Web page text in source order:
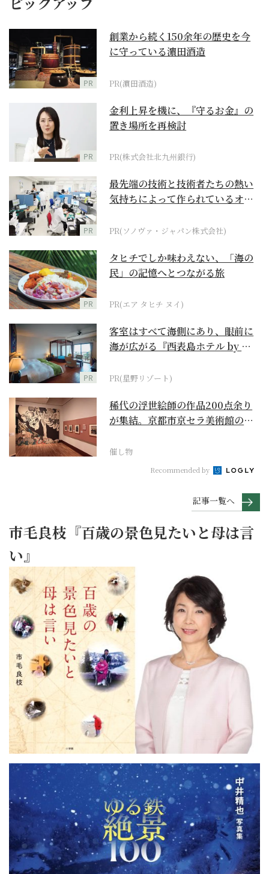
PR
創業から続く150余年の歴史を今
に守っている濵田酒造
PR(濵田酒造)
PR
金利上昇を機に、『守るお金』の
置き場所を再検討
PR(株式会社北九州銀行)
PR
最先端の技術と技術者たちの熱い
気持ちによって作られているオー
PR(ソノヴァ・ジャパン株式会社)
PR
タヒチでしか味わえない、「海の
民」の記憶へとつながる旅
PR(エア タヒチ ヌイ)
PR
客室はすべて海側にあり、眼前に
海が広がる『西表島ホテル by 星
PR(星野リゾート)
稀代の浮世絵師の作品200点余り
が集結。京都市京セラ美術館の
催し物
Recommended by
記事一覧へ
市毛良枝『百歳の景色見たいと母は言
い』